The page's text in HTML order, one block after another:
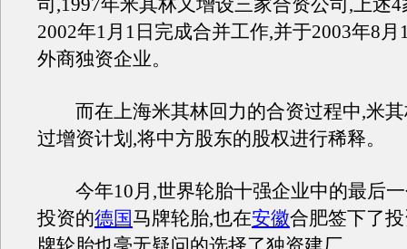
司,1997年米其林又增设三家合资公司,上述
2002年1月1日完成合并工作,并于2003年8
外商独资企业。
而在上海米其林回力的合资过程中,米其
过增资计划,将中方股东的股权进行稀释。
今年10月,世界轮胎十强企业中的最后一
投资的德国马牌轮胎,也在安徽合肥签下了